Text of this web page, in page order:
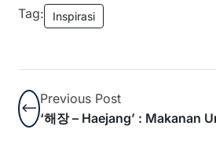
Tag: Inspirasi
Previous Post
‘해장 – Haejang’ : Makanan